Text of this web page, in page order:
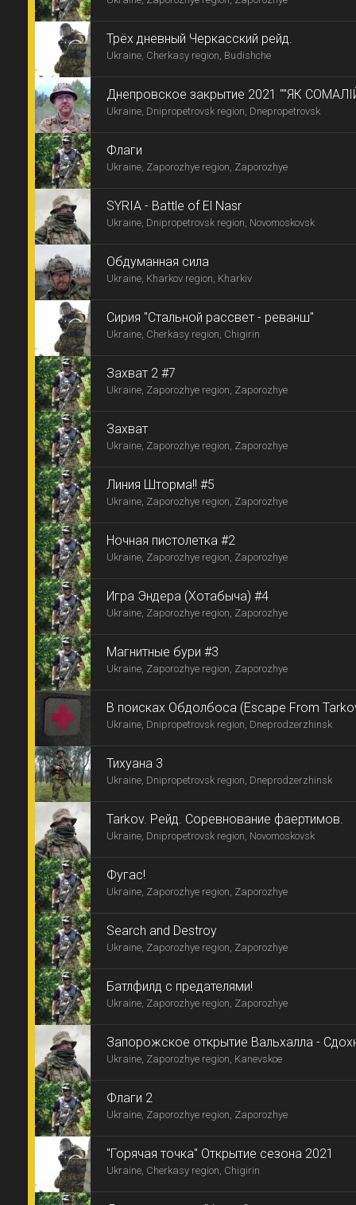
Трёх дневный Черкасский рейд.
Ukraine, Cherkasy region, Budishche
Днепровское закрытие 2021 ""ЯК
-9"
Ukraine, Dnipropetrovsk region, Dnepropetrovsk
Флаги
Ukraine, Zaporozhye region, Zaporozhye
SYRIA - Battle of El Nasr
Ukraine, Dnipropetrovsk region, Novomoskovsk
Обдуманная сила
Ukraine, Kharkov region, Kharkiv
Сирия "Стальной рассвет - реванш"
Ukraine, Cherkasy region, Chigirin
Захват 2 #7
Ukraine, Zaporozhye region, Zaporozhye
Захват
Ukraine, Zaporozhye region, Zaporozhye
Линия Шторма!! #5
Ukraine, Zaporozhye region, Zaporozhye
Ночная пистолетка #2
Ukraine, Zaporozhye region, Zaporozhye
Игра Эндера (Хотабыча) #4
Ukraine, Zaporozhye region, Zaporozhye
Магнитные бури #3
Ukraine, Zaporozhye region, Zaporozhye
В поисках Обдолбоса (Escape From
Ukraine, Dnipropetrovsk region, Dneprodzerzhinsk
Тихуана 3
Ukraine, Dnipropetrovsk region, Dneprodzerzhinsk
Tarkov. Рейд. Соревнование фаертимов.
Ukraine, Dnipropetrovsk region, Novomoskovsk
Фугас!
Ukraine, Zaporozhye region, Zaporozhye
Search and Destroy
Ukraine, Zaporozhye region, Zaporozhye
Батлфилд с предателями!
Ukraine, Zaporozhye region, Zaporozhye
Запорожское открытие Вальхалла -
Ukraine, Zaporozhye region, Kanevskoe
Флаги 2
Ukraine, Zaporozhye region, Zaporozhye
"Горячая точка" Открытие сезона 2021
Ukraine, Cherkasy region, Chigirin